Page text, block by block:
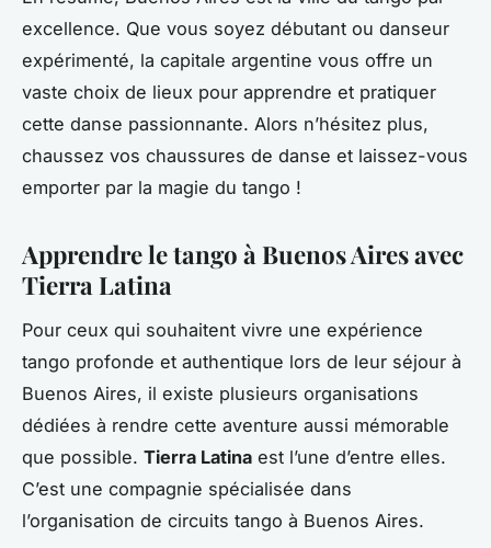
excellence. Que vous soyez débutant ou danseur
expérimenté, la capitale argentine vous offre un
vaste choix de lieux pour apprendre et pratiquer
cette danse passionnante. Alors n’hésitez plus,
chaussez vos chaussures de danse et laissez-vous
emporter par la magie du tango !
Apprendre le tango à Buenos Aires avec
Tierra Latina
Pour ceux qui souhaitent vivre une expérience
tango profonde et authentique lors de leur séjour à
Buenos Aires, il existe plusieurs organisations
dédiées à rendre cette aventure aussi mémorable
que possible. Tierra Latina est l’une d’entre elles.
C’est une compagnie spécialisée dans
l’organisation de circuits tango à Buenos Aires.